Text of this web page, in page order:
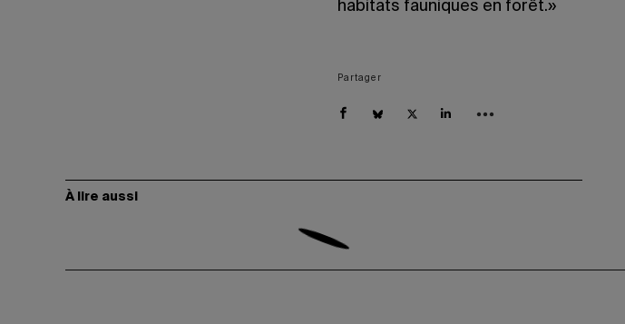
habitats fauniques en forêt.»
Partager
À lire aussi